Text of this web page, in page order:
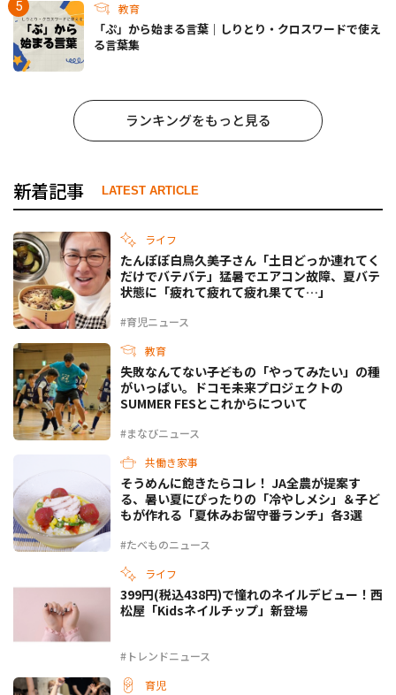
教育
「ぷ」から始まる言葉｜しりとり・クロスワードで使え
る言葉集
ランキングをもっと見る
新着記事 LATEST ARTICLE
ライフ
#育児ニュース
たんぽぽ白鳥久美子さん「土日どっか連れてく
だけでバテバテ」猛暑でエアコン故障、夏バテ
状態に「疲れて疲れて疲れ果てて…」
教育
#まなびニュース
失敗なんてない――子どもの「やってみたい」の種
がいっぱい。ドコモ未来プロジェクトの
SUMMER FESとこれからについて
共働き家事
#たべものニュース
そうめんに飽きたらコレ！ JA全農が提案す
る、暑い夏にぴったりの「冷やしメシ」＆子ど
もが作れる「夏休みお留守番ランチ」各3選
ライフ
#トレンドニュース
399円(税込438円)で憧れのネイルデビュー！西
松屋「Kidsネイルチップ」新登場
育児